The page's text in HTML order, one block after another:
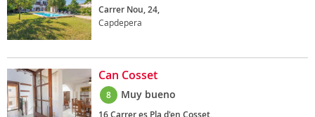
Carrer Nou, 24,
Capdepera
Can Cosset
8 Muy bueno
16 Carrer es Pla d'en Cosset,